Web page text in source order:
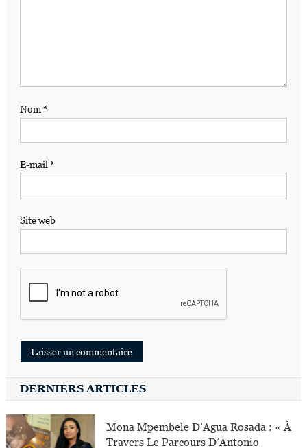
Nom*
E-mail *
Site web
DERNIERS ARTICLES
Mona Mpembele D’Agua Rosada : « À
Travers Le Parcours D’Antonio